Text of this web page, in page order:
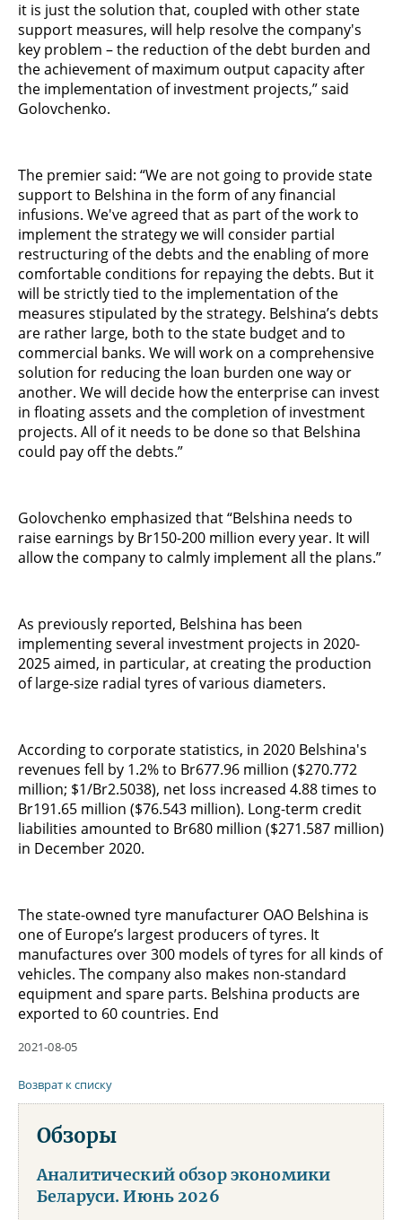
it is just the solution that, coupled with other state
support measures, will help resolve the company's
key problem – the reduction of the debt burden and
the achievement of maximum output capacity after
the implementation of investment projects,” said
Golovchenko.
The premier said: “We are not going to provide state
support to Belshina in the form of any financial
infusions. We've agreed that as part of the work to
implement the strategy we will consider partial
restructuring of the debts and the enabling of more
comfortable conditions for repaying the debts. But it
will be strictly tied to the implementation of the
measures stipulated by the strategy. Belshina’s debts
are rather large, both to the state budget and to
commercial banks. We will work on a comprehensive
solution for reducing the loan burden one way or
another. We will decide how the enterprise can invest
in floating assets and the completion of investment
projects. All of it needs to be done so that Belshina
could pay off the debts.”
Golovchenko emphasized that “Belshina needs to
raise earnings by Br150-200 million every year. It will
allow the company to calmly implement all the plans.”
As previously reported, Belshina has been
implementing several investment projects in 2020-
2025 aimed, in particular, at creating the production
of large-size radial tyres of various diameters.
According to corporate statistics, in 2020 Belshina's
revenues fell by 1.2% to Br677.96 million ($270.772
million; $1/Br2.5038), net loss increased 4.88 times to
Br191.65 million ($76.543 million). Long-term credit
liabilities amounted to Br680 million ($271.587 million)
in December 2020.
The state-owned tyre manufacturer OAO Belshina is
one of Europe’s largest producers of tyres. It
manufactures over 300 models of tyres for all kinds of
vehicles. The company also makes non-standard
equipment and spare parts. Belshina products are
exported to 60 countries. End
2021-08-05
Возврат к списку
Обзоры
Аналитический обзор экономики
Беларуси. Июнь 2026